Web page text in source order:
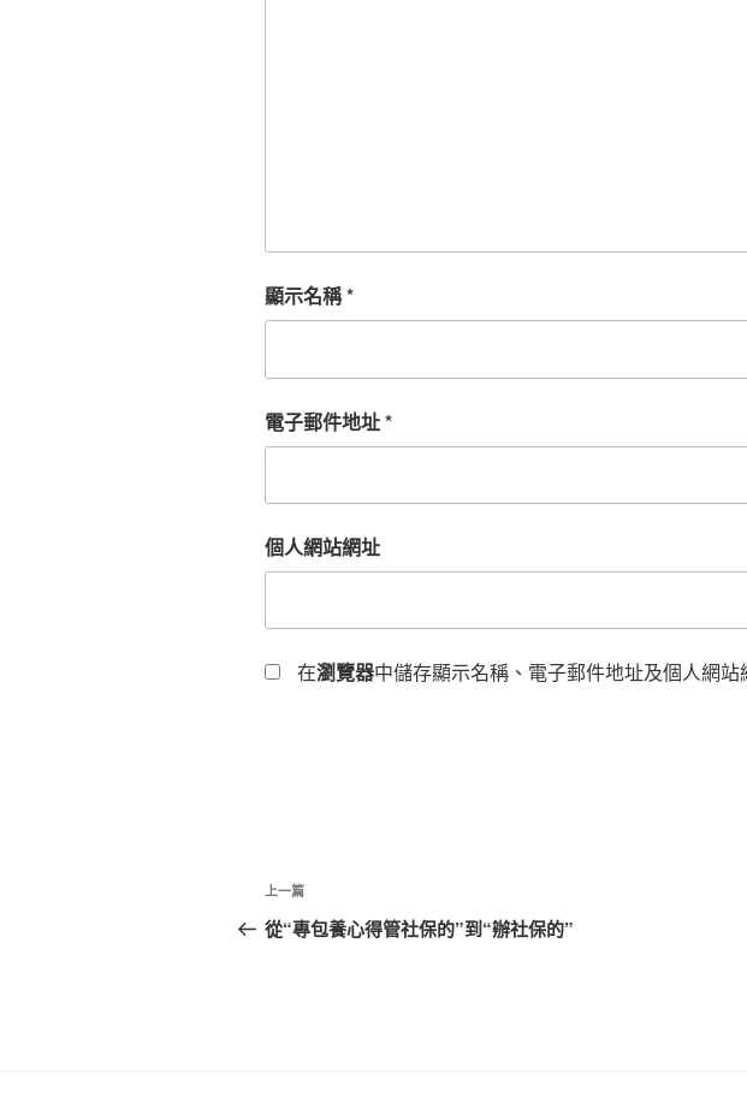
顯示名稱*
電子郵件地址*
個人網站網址
在瀏覽器中儲存顯示名稱、電子郵件地址及個人網
文
章
上
一
上一篇
從“專包養心得管社保的”到“辦社保的”